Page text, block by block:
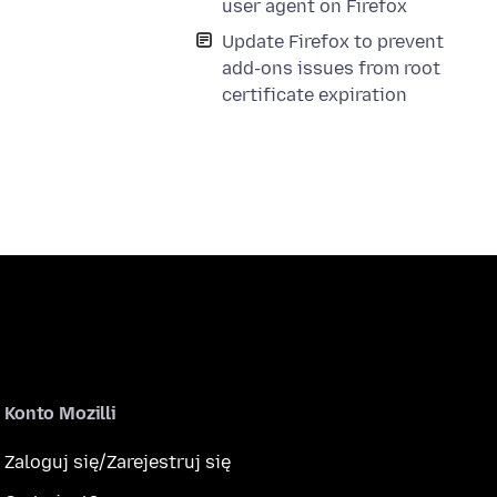
user agent on Firefox
Update Firefox to prevent
add-ons issues from root
certificate expiration
Konto Mozilli
Zaloguj się/Zarejestruj się